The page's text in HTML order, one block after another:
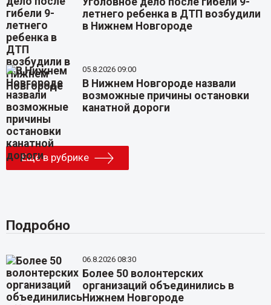
летнего ребенка в ДТП возбудили
в Нижнем Новгороде
05.8.2026 09:00
В Нижнем Новгороде назвали
возможные причины остановки
канатной дороги
Еще в рубрике
Подробно
06.8.2026 08:30
Более 50 волонтерских
организаций объединились в
Нижнем Новгороде